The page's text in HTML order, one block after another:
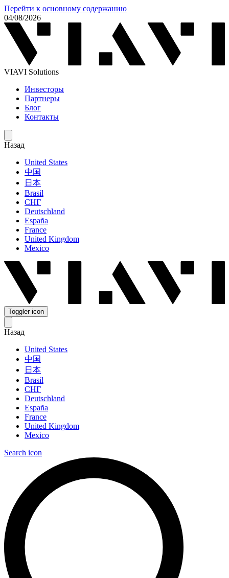
Перейти к основному содержанию
04/08/2026
VIAVI Solutions
Инвесторы
Партнеры
Блог
Контакты
Назад
United States
中国
日本
Brasil
СНГ
Deutschland
España
France
United Kingdom
Mexico
Toggler icon
Назад
United States
中国
日本
Brasil
СНГ
Deutschland
España
France
United Kingdom
Mexico
Search icon